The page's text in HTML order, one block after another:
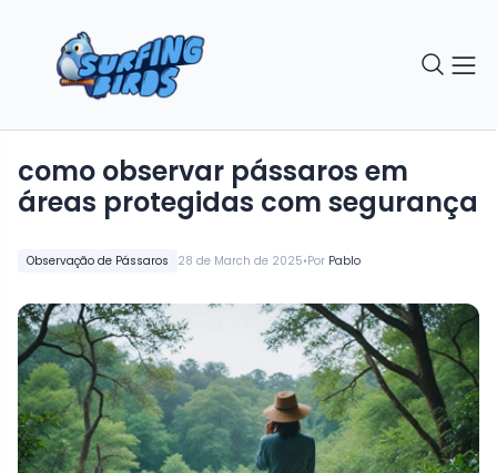
Observação de Pássaros 28 de March de 2025•Por Pablo
como observar pássaros em
áreas protegidas com segurança